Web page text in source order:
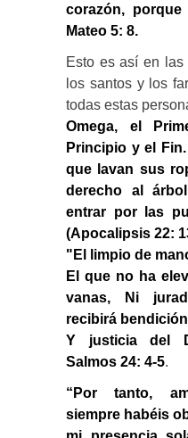
corazón,
Mateo 5: 8.
Esto es así en las
los santos y los
todas estas
Omega, el
Principio y el
que lavan sus
derecho al
entrar por las
(Apocalipsis 22:
"El limpio de
El que no ha
vanas, Ni
recibirá
Y justicia del
Salmos 24: 4-5.
“Por tanto,
siempre habéis